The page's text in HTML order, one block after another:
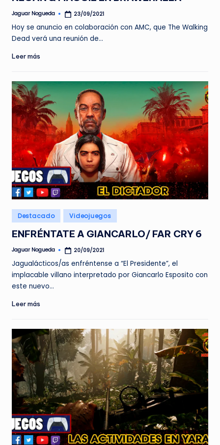
Publicado
Jaguar Nogueda 23/09/2021
Hoy se anuncio en colaboración con AMC, que The Walking
Dead verá una reunión de…
Leer más
Publicado
en
Destacado Videojuegos
ENFRÉNTATE A GIANCARLO/ FAR CRY 6
Publicado
Jaguar Nogueda 20/09/2021
Jagualácticos/as enfréntense a “El Presidente”, el
implacable villano interpretado por Giancarlo Esposito con
este nuevo…
Leer más